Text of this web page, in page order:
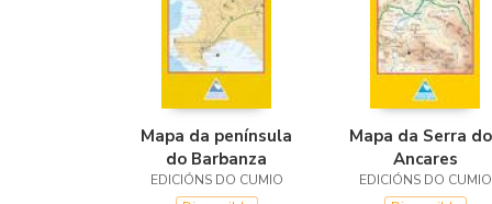
Mapa da península
do Barbanza
EDICIÓNS DO CUMIO
Mapa da Serra
Ancares
EDICIÓNS DO CUMIO